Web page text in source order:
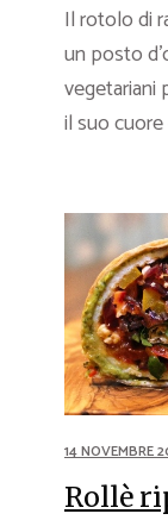
Il rotolo di
un posto
vegetariani
il suo
14 NOVEMBRE
Rollè